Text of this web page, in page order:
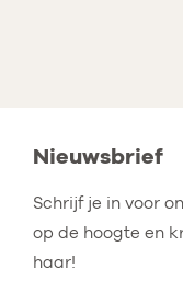
Nieuwsbrief
Schrijf je in voor
op de hoogte en
haar!